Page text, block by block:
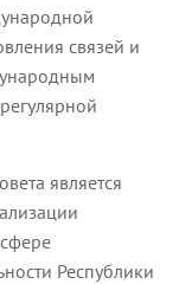
связей и
является
Республики